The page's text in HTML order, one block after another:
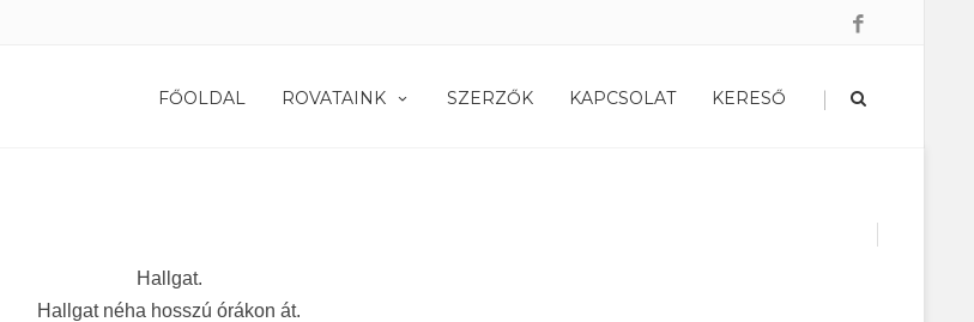
FŐOLDAL ROVATAINK SZERZŐK KAPCSOLAT KERESŐ |
Hallgat.
Hallgat néha hosszú órákon át.